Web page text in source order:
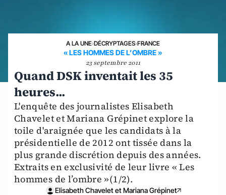
A LA UNE›DÉCRYPTAGES›FRANCE
« LES HOMMES DE L’OMBRE »
23 septembre 2011
Quand DSK inventait les 35
heures...
L'enquête des journalistes Elisabeth
Chavelet et Mariana Grépinet explore la
toile d'araignée que les candidats à la
présidentielle de 2012 ont tissée dans la
plus grande discrétion depuis des années.
Extraits en exclusivité de leur livre « Les
hommes de l’ombre »(1/2).
Elisabeth Chavelet et Mariana Grépinet